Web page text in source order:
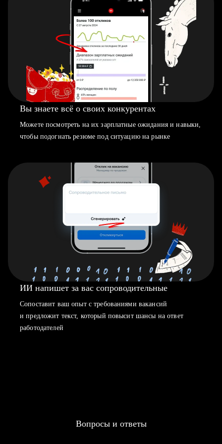
Вы знаете всё о своих конкурентах
Можете посмотреть на их зарплатные ожидания и навыки,
чтобы подогнать резюме под ситуацию на рынке
ИИ напишет за вас сопроводительные
Сопоставит ваш опыт с требованиями вакансий
и предложит текст, который повысит шансы на ответ
работодателей
Вопросы и ответы